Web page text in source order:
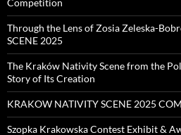
Competition
Through the Lens of Zosia Zeleska-
SCENE 2025
The Kraków Nativity Scene from the
Story of Its Creation
KRAKOW NATIVITY SCENE 2025
Szopka Krakowska Contest Exhibit &